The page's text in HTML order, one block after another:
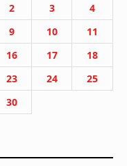
2 3
4
9 10
11
16 17
18
23 24
25
30